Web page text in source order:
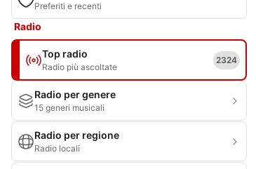
Preferiti e recenti
Radio
Top radio
Radio più ascoltate
2324
Radio per genere
15 generi musicali
Radio per regione
Radio locali